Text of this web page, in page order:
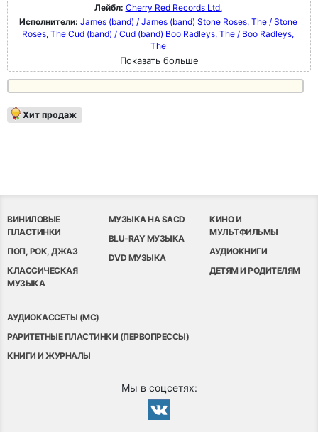
Лейбл: Cherry Red Records Ltd.
Исполнители: James (band) / James (band) Stone Roses, The / Stone
Roses, The Cud (band) / Cud (band) Boo Radleys, The / Boo Radleys,
The
Показать больше
Хит продаж
ВИНИЛОВЫЕ
ПЛАСТИНКИ
ПОП, РОК, ДЖАЗ
КЛАССИЧЕСКАЯ
МУЗЫКА
МУЗЫКА НА SACD
BLU-RAY МУЗЫКА
DVD МУЗЫКА
КИНО И
МУЛЬТФИЛЬМЫ
АУДИОКНИГИ
ДЕТЯМ И РОДИТЕЛЯМ
АУДИОКАССЕТЫ (MC)
РАРИТЕТНЫЕ ПЛАСТИНКИ (ПЕРВОПРЕССЫ)
КНИГИ И ЖУРНАЛЫ
Мы в соцсетях: